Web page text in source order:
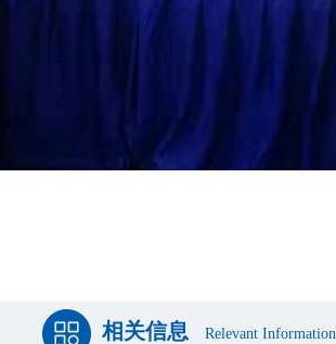
相关信息 Relevant Information